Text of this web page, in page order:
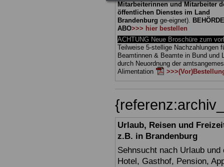
Mitarbeiterinnen und Mitarbeiter
öffentlichen Dienstes im Land
Brandenburg ge-eignet).
ABO>>> hier bestellen
ACHTUNG Neue Broschüre zum
Teilweise 5-stellige Nachzahlungen
Beamtinnen & Beamte in Bund und
durch Neuordnung der
Alimentation
Urlaub, Reisen und
z.B. in Brandenburg
Sehnsucht nach Urlaub
Hotel, Gasthof, Pension,